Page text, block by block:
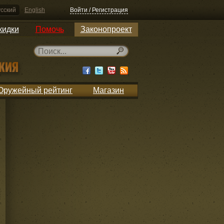
English Войти / Регистрация
Помочь Законопроект
рейтинг Магазин